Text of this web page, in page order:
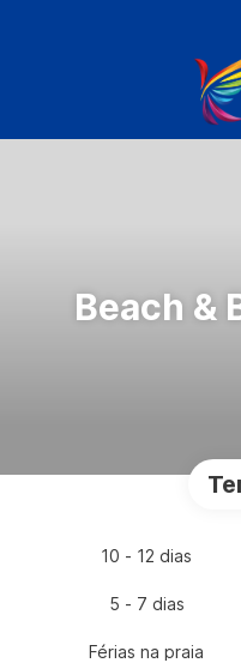
Beach &
10 - 12 dias
5 - 7 dias
Férias na praia